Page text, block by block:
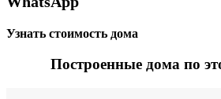
Узнать стоимость дома
Построенные дома по